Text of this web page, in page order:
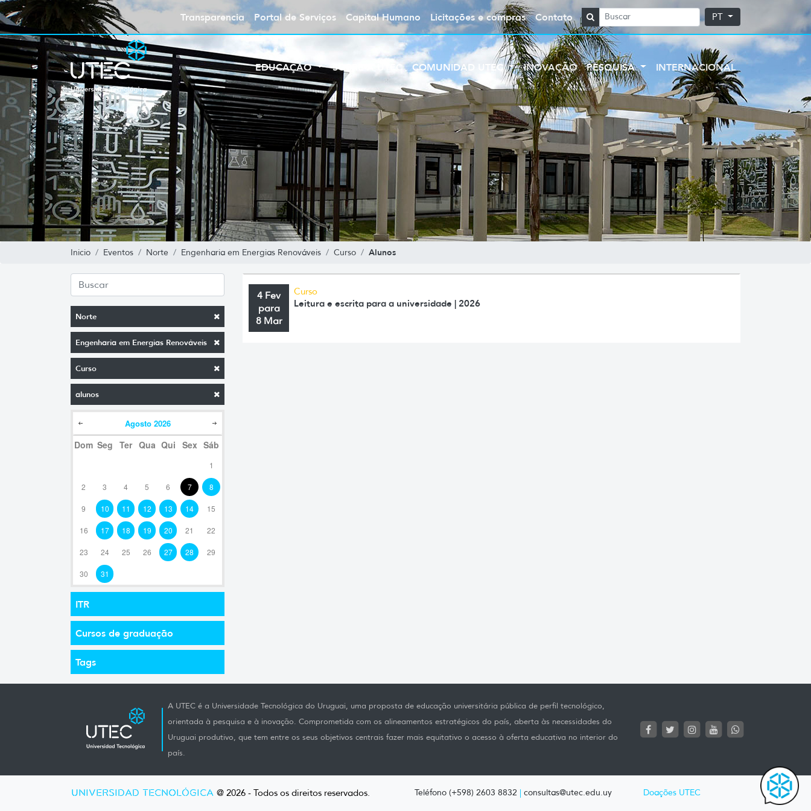
Transparencia Portal de Serviços Capital Humano Licitações e compras Contato PT
EDUCAÇÃO SOBRE A UTEC COMUNIDAD UTEC INOVAÇÃO PESQUISA INTERNACIONAL
Inicio Eventos Norte Engenharia em Energias Renováveis Curso Alunos
Norte
Engenharia em Energias Renováveis
Curso
alunos
Agosto 2026
Dom Seg Ter Qua Qui Sex Sáb
1
2 3 4 5 6 7 8
9 10 11 12 13 14 15
16 17 18 19 20 21 22
23 24 25 26 27 28 29
30 31
ITR
Cursos de graduação
Tags
4 Fev
para
8 Mar
Curso
Leitura e escrita para a universidade | 2026
A UTEC é a Universidade Tecnológica do Uruguai, uma proposta de educação universitária pública de perfil tecnológico,
orientada à pesquisa e à inovação. Comprometida com os alineamentos estratégicos do país, aberta às necessidades do
Uruguai produtivo, que tem entre os seus objetivos centrais fazer mais equitativo o acesso à oferta educativa no interior do
país.
UNIVERSIDAD TECNOLÓGICA @ 2026 - Todos os direitos reservados. Teléfono (+598) 2603 8832 | consultas@utec.edu.uy Doações UTEC